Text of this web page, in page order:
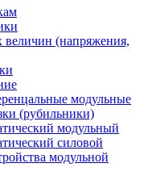
величин (напряжения,
модульные
(рубильники)
модульный
силовой
модульной